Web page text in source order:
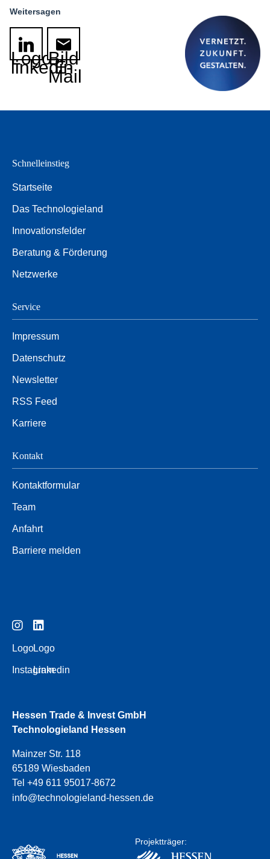
Weitersagen
Logo
linkedin
Bild
E-
Mail
Schnelleinstieg
Startseite
Das Technologieland
Innovationsfelder
Beratung & Förderung
Netzwerke
Service
Impressum
Datenschutz
Newsletter
RSS Feed
Karriere
Kontakt
Kontaktformular
Team
Anfahrt
Barriere melden
Logo
Instagram
Logo
Linkedin
Hessen Trade & Invest GmbH
Technologieland Hessen
Mainzer Str. 118
65189 Wiesbaden
Tel +49 611 95017-8672
info@technologieland-hessen.de
Projektträger: